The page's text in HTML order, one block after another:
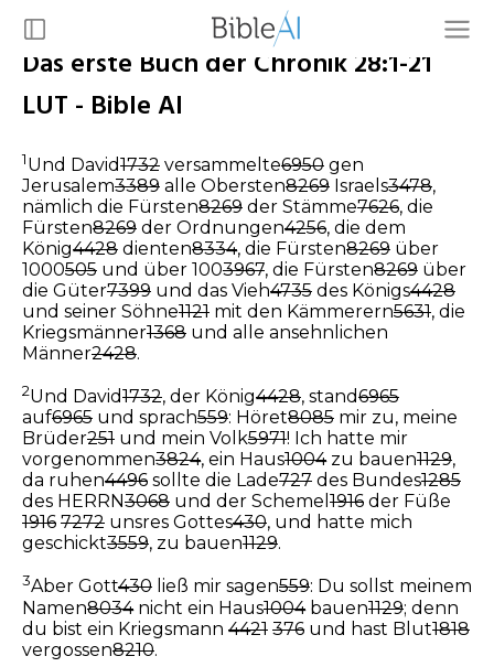
Das erste Buch der Chronik 28:1-21
LUT - Bible AI
1Und David1732 versammelte6950 gen
Jerusalem3389 alle Obersten8269 Israels3478,
nämlich die Fürsten8269 der Stämme7626, die
Fürsten8269 der Ordnungen4256, die dem
König4428 dienten8334, die Fürsten8269 über
1000505 und über 1003967, die Fürsten8269 über
die Güter7399 und das Vieh4735 des Königs4428
und seiner Söhne1121 mit den Kämmerern5631, die
Kriegsmänner1368 und alle ansehnlichen
Männer2428.
2Und David1732, der König4428, stand6965
auf6965 und sprach559: Höret8085 mir zu, meine
Brüder251 und mein Volk5971! Ich hatte mir
vorgenommen3824, ein Haus1004zu bauen1129,
da ruhen4496 sollte die Lade727 des Bundes1285
des HERRN3068 und der Schemel 1916 der Füße
1916 7272 unsres Gottes430, und hatte mich
geschickt3559, zu bauen1129.
3Aber Gott430 ließ mir sagen559: Du sollst meinem
Namen8034nicht ein Haus1004bauen1129; denn
du bist ein Kriegsmann 4421 376 und hast Blut1818
vergossen8210.